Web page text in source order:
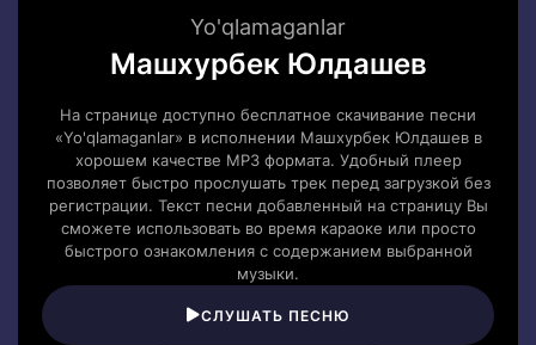
Yo'qlamaganlar
Машхурбек Юлдашев
На странице доступно бесплатное скачивание песни
«Yo'qlamaganlar» в исполнении Машхурбек Юлдашев в
хорошем качестве MP3 формата. Удобный плеер
позволяет быстро прослушать трек перед загрузкой без
регистрации. Текст песни добавленный на страницу Вы
сможете использовать во время караоке или просто
быстрого ознакомления с содержанием выбранной
музыки.
СЛУШАТЬ ПЕСНЮ